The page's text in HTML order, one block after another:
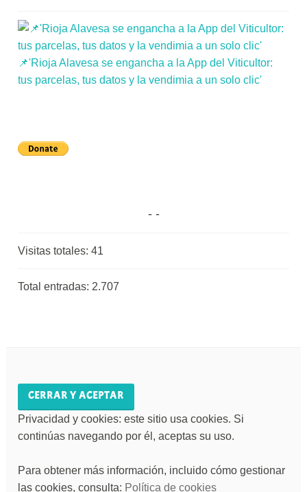
📌'Rioja Alavesa se engancha a la App del Viticultor:
tus parcelas, tus datos y la vendimia a un solo clic'
Visitas totales:41
Total entradas: 2.707
Privacidad y cookies: este sitio usa cookies. Si
continúas navegando por él, aceptas su uso.
Para obtener más información, incluido cómo gestionar
las cookies, consulta: Política de cookies